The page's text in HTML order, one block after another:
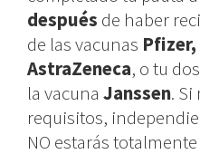
después de haber
de las vacunas
AstraZeneca, o tu
la vacuna Janssen.
requisitos,
NO estarás